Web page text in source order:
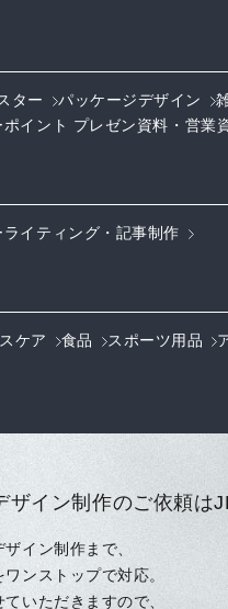
ター パッケージデザイン
ポイント プレゼン資料・営業
ライティング・記事制作
ケア 食品 スポーツ用品
ザイン制作のご依頼は
イン制作まで、
ンストップで対応。
いただきますので、